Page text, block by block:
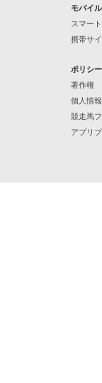
モバイ
スマー
携帯サイ
ポリシー
著作権
個人情
競走馬
アプリ